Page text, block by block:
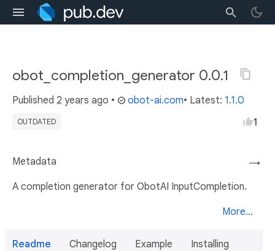
obot_completion_generator 0.0.1
Published 2 years ago • obot-ai.com• Latest: 1.1.0
OUTDATED 1
→
Metadata
A completion generator for ObotAI InputCompletion.
More...
Readme Changelog Example Installing